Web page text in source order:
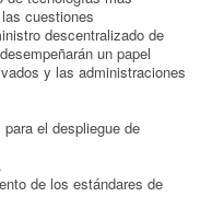
cuestiones
descentralizado de
un papel
y las administraciones
el despliegue de
de los estándares de